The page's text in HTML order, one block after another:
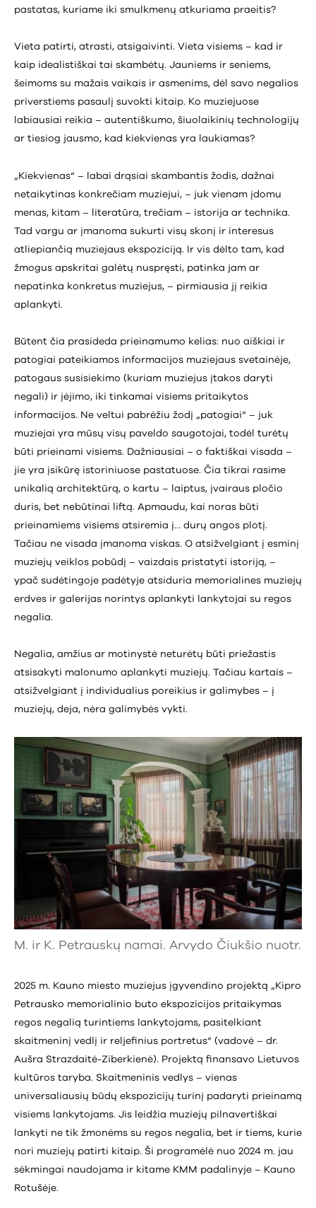
pastatas, kuriame iki smulkmenų atkuriama praeitis?
Vieta patirti, atrasti, atsigaivinti. Vieta visiems – kad ir
kaip idealistiškai tai skambėtų. Jauniems ir seniems,
šeimoms su mažais vaikais ir asmenims, dėl savo negalios
priverstiems pasaulį suvokti kitaip. Ko muziejuose
labiausiai reikia – autentiškumo, šiuolaikinių technologijų
ar tiesiog jausmo, kad kiekvienas yra laukiamas?
„Kiekvienas“ – labai drąsiai skambantis žodis, dažnai
netaikytinas konkrečiam muziejui, – juk vienam įdomu
menas, kitam – literatūra, trečiam – istorija ar technika.
Tad vargu ar įmanoma sukurti visų skonį ir interesus
atliepiančią muziejaus ekspoziciją. Ir vis dėlto tam, kad
žmogus apskritai galėtų nuspręsti, patinka jam ar
nepatinka konkretus muziejus, – pirmiausia jį reikia
aplankyti.
Būtent čia prasideda prieinamumo kelias: nuo aiškiai ir
patogiai pateikiamos informacijos muziejaus svetainėje,
patogaus susisiekimo (kuriam muziejus įtakos daryti
negali) ir įėjimo, iki tinkamai visiems pritaikytos
informacijos. Ne veltui pabrėžiu žodį „patogiai“ – juk
muziejai yra mūsų visų paveldo saugotojai, todėl turėtų
būti prieinami visiems. Dažniausiai – o faktiškai visada –
jie yra įsikūrę istoriniuose pastatuose. Čia tikrai rasime
unikalią architektūrą, o kartu – laiptus, įvairaus pločio
duris, bet nebūtinai liftą. Apmaudu, kai noras būti
prieinamiems visiems atsiremia į… durų angos plotį.
Tačiau ne visada įmanoma viskas. O atsižvelgiant į esminį
muziejų veiklos pobūdį – vaizdais pristatyti istoriją, –
ypač sudėtingoje padėtyje atsiduria memorialines muziejų
erdves ir galerijas norintys aplankyti lankytojai su regos
negalia.
Negalia, amžius ar motinystė neturėtų būti priežastis
atsisakyti malonumo aplankyti muziejų. Tačiau kartais –
atsižvelgiant į individualius poreikius ir galimybes – į
muziejų, deja, nėra galimybės vykti.
M. ir K. Petrauskų namai. Arvydo Čiukšio nuotr.
2025 m. Kauno miesto muziejus įgyvendino projektą „Kipro
Petrausko memorialinio buto ekspozicijos pritaikymas
regos negalią turintiems lankytojams, pasitelkiant
skaitmeninį vedlį ir reljefinius portretus“ (vadovė – dr.
Aušra Strazdaitė-Ziberkienė). Projektą finansavo Lietuvos
kultūros taryba. Skaitmeninis vedlys – vienas
universaliausių būdų ekspozicijų turinį padaryti prieinamą
visiems lankytojams. Jis leidžia muziejų pilnavertiškai
lankyti ne tik žmonėms su regos negalia, bet ir tiems, kurie
nori muziejų patirti kitaip. Ši programėlė nuo 2024 m. jau
sėkmingai naudojama ir kitame KMM padalinyje – Kauno
Rotušėje.